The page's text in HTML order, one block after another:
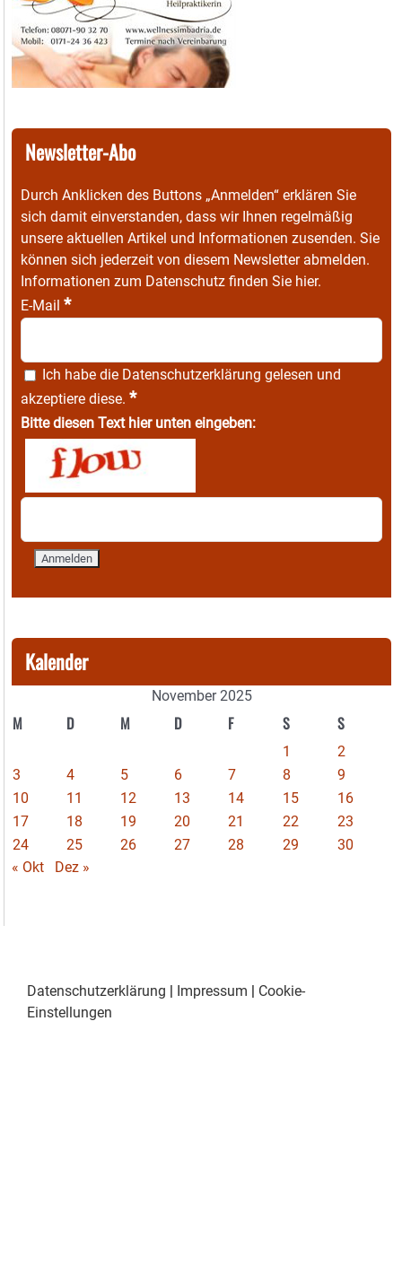
Newsletter-Abo
Durch Anklicken des Buttons „Anmelden“ erklären Sie
sich damit einverstanden, dass wir Ihnen regelmäßig
unsere aktuellen Artikel und Informationen zusenden. Sie
können sich jederzeit von diesem Newsletter abmelden.
Informationen zum Datenschutz finden Sie hier.
E-Mail *
Ich habe die Datenschutzerklärung gelesen und
akzeptiere diese. *
Bitte diesen Text hier unten eingeben:
Kalender
November 2025
M D M D F S S
1
2
3
4 5 6 7 8
9
10
11 12 13 14 15
16
17
18 19 20 21 22
23
24
25 26 27 28 29
30
« Okt
Dez »
Datenschutzerklärung | Impressum | Cookie-
Einstellungen